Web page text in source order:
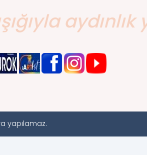
aydınlık
yapılamaz.